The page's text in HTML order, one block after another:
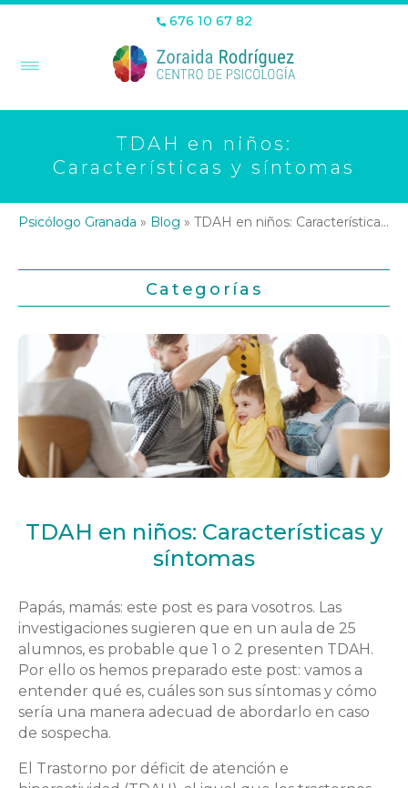
676 10 67 82
TDAH en niños:
Características y síntomas
Psicólogo Granada » Blog » TDAH en niños: Características y síntomas
Categorías
TDAH en niños: Características y
síntomas
Papás, mamás: este post es para vosotros. Las
investigaciones sugieren que en un aula de 25
alumnos, es probable que 1 o 2 presenten TDAH.
Por ello os hemos preparado este post: vamos a
entender qué es, cuáles son sus síntomas y cómo
sería una manera adecuad de abordarlo en caso
de sospecha.
El Trastorno por déficit de atención e